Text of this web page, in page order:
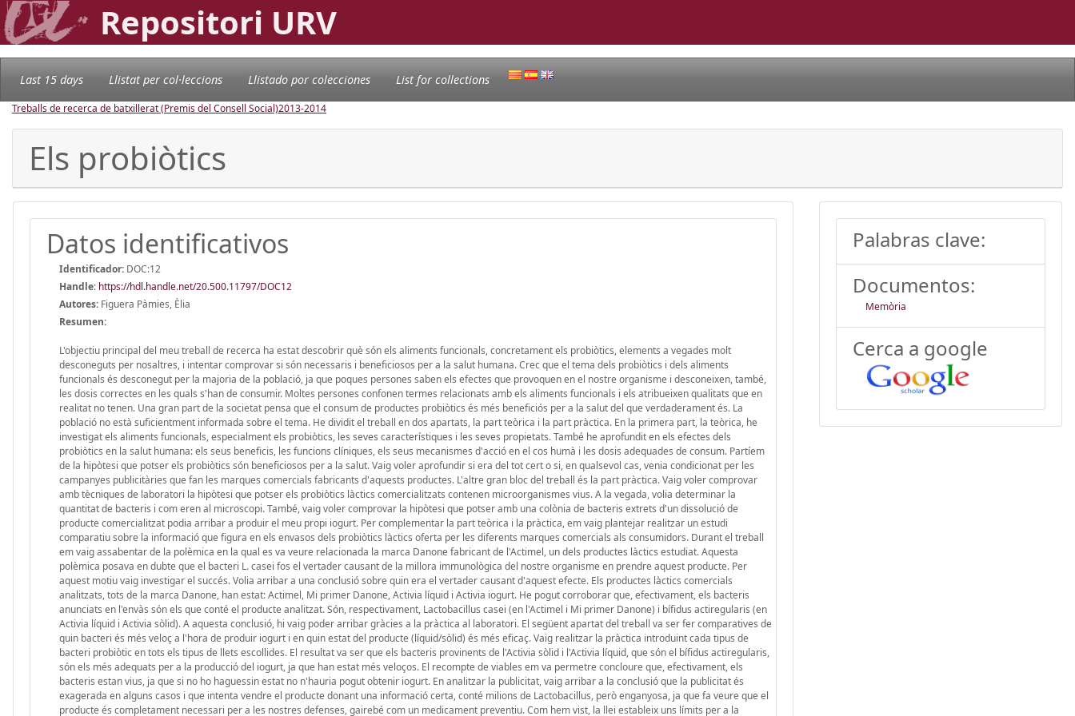
Repositori URV
Last 15 days Llistat per col·leccions Llistado por colecciones List for collections
Treballs de recerca de batxillerat (Premis del Consell Social)2013-2014
Els probiòtics
Datos identificativos
Identificador: DOC:12
Handle: https://hdl.handle.net/20.500.11797/DOC12
Autores: Figuera Pàmies, Èlia
Resumen:
L'objectiu principal del meu treball de recerca ha estat descobrir què són els aliments funcionals, concretament els probiòtics, elements a vegades molt
desconeguts per nosaltres, i intentar comprovar si són necessaris i beneficiosos per a la salut humana. Crec que el tema dels probiòtics i dels aliments
funcionals és desconegut per la majoria de la població, ja que poques persones saben els efectes que provoquen en el nostre organisme i desconeixen, també,
les dosis correctes en les quals s'han de consumir. Moltes persones confonen termes relacionats amb els aliments funcionals i els atribueixen qualitats que en
realitat no tenen. Una gran part de la societat pensa que el consum de productes probiòtics és més beneficiós per a la salut del que verdaderament és. La
població no està suficientment informada sobre el tema. He dividit el treball en dos apartats, la part teòrica i la part pràctica. En la primera part, la teòrica, he
investigat els aliments funcionals, especialment els probiòtics, les seves característiques i les seves propietats. També he aprofundit en els efectes dels
probiòtics en la salut humana: els seus beneficis, les funcions clíniques, els seus mecanismes d'acció en el cos humà i les dosis adequades de consum. Partíem
de la hipòtesi que potser els probiòtics són beneficiosos per a la salut. Vaig voler aprofundir si era del tot cert o si, en qualsevol cas, venia condicionat per les
campanyes publicitàries que fan les marques comercials fabricants d'aquests productes. L'altre gran bloc del treball és la part pràctica. Vaig voler comprovar
amb tècniques de laboratori la hipòtesi que potser els probiòtics làctics comercialitzats contenen microorganismes vius. A la vegada, volia determinar la
quantitat de bacteris i com eren al microscopi. També, vaig voler comprovar la hipòtesi que potser amb una colònia de bacteris extrets d'un dissolució de
producte comercialitzat podia arribar a produir el meu propi iogurt. Per complementar la part teòrica i la pràctica, em vaig plantejar realitzar un estudi
comparatiu sobre la informació que figura en els envasos dels probiòtics làctics oferta per les diferents marques comercials als consumidors. Durant el treball
em vaig assabentar de la polèmica en la qual es va veure relacionada la marca Danone fabricant de l'Actimel, un dels productes làctics estudiat. Aquesta
polèmica posava en dubte que el bacteri L. casei fos el vertader causant de la millora immunològica del nostre organisme en prendre aquest producte. Per
aquest motiu vaig investigar el succés. Volia arribar a una conclusió sobre quin era el vertader causant d'aquest efecte. Els productes làctics comercials
analitzats, tots de la marca Danone, han estat: Actimel, Mi primer Danone, Activia líquid i Activia iogurt. He pogut corroborar que, efectivament, els bacteris
anunciats en l'envàs són els que conté el producte analitzat. Són, respectivament, Lactobacillus casei (en l'Actimel i Mi primer Danone) i bífidus actiregularis (en
Activia líquid i Activia sòlid). A aquesta conclusió, hi vaig poder arribar gràcies a la pràctica al laboratori. El següent apartat del treball va ser fer comparatives de
quin bacteri és més veloç a l'hora de produir iogurt i en quin estat del producte (líquid/sòlid) és més eficaç. Vaig realitzar la pràctica introduint cada tipus de
bacteri probiòtic en tots els tipus de llets escollides. El resultat va ser que els bacteris provinents de l'Activia sòlid i l'Activia líquid, que són el bífidus actiregularis,
són els més adequats per a la producció del iogurt, ja que han estat més veloços. El recompte de viables em va permetre concloure que, efectivament, els
bacteris estan vius, ja que si no ho haguessin estat no n'hauria pogut obtenir iogurt. En analitzar la publicitat, vaig arribar a la conclusió que la publicitat és
exagerada en alguns casos i que intenta vendre el producte donant una informació certa, conté milions de Lactobacillus, però enganyosa, ja que fa veure que el
producte és completament necessari per a les nostres defenses, gairebé com un medicament preventiu. Com hem vist, la llei estableix uns límits per a la
Palabras clave:
Documentos:
Memòria
Cerca a google